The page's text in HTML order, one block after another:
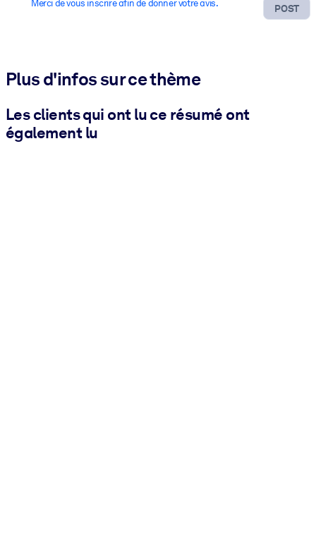
POST
Merci de vous inscrire afin de donner votre avis.
Plus d'infos sur ce thème
Les clients qui ont lu ce résumé ont
également lu